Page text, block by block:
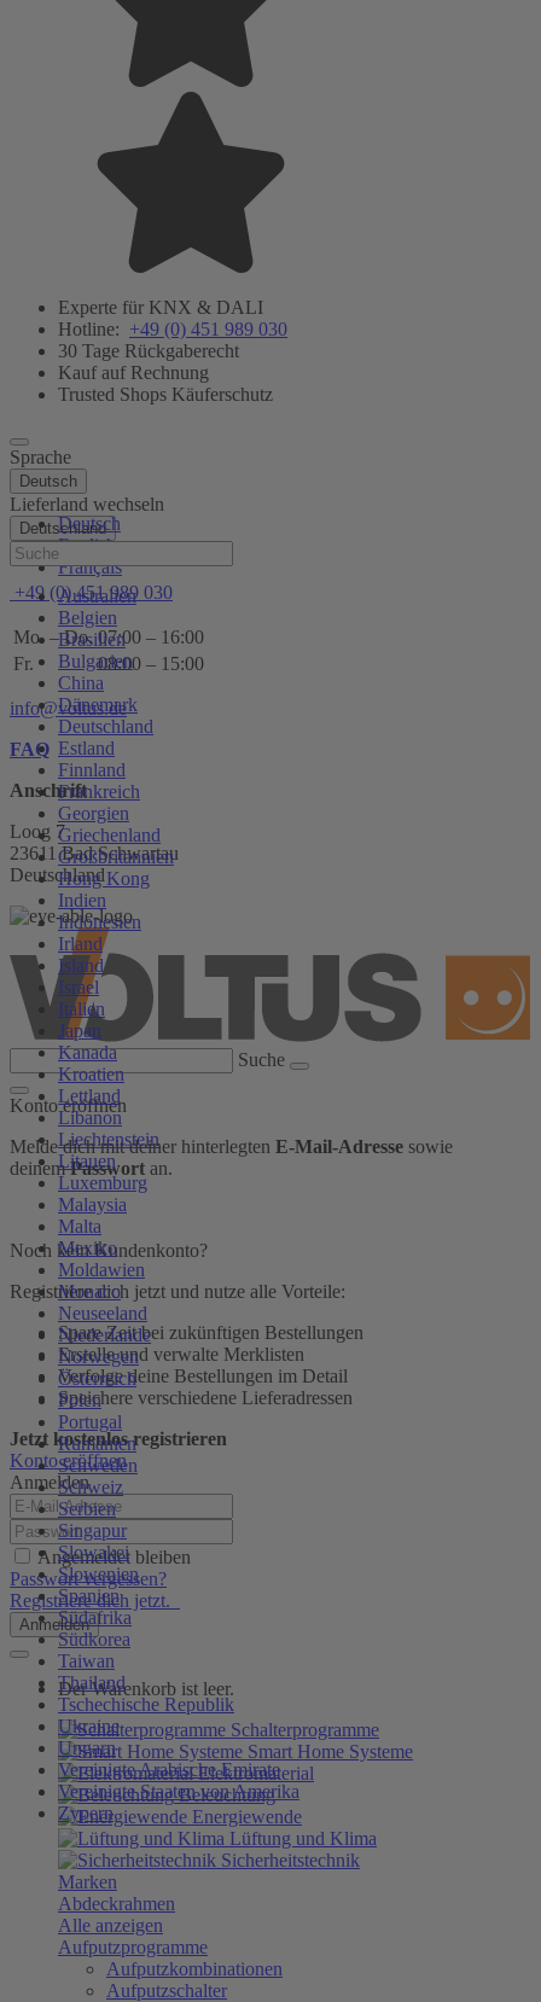
Experte für KNX & DALI
Hotline: +49 (0) 451 989 030
30 Tage Rückgaberecht
Kauf auf Rechnung
Trusted Shops Käuferschutz
Sprache
Deutsch
Deutsch
English
Français
Lieferland wechseln
Deutschland
Australien
Belgien
Brasilien
Bulgarien
China
Dänemark
Deutschland
Estland
Finnland
Frankreich
Georgien
Griechenland
Großbritannien
Hong Kong
Indien
Indonesien
Irland
Island
Israel
Italien
Japan
Kanada
Kroatien
Lettland
Libanon
Liechtenstein
Litauen
Luxemburg
Malaysia
Malta
Mexiko
Moldawien
Monaco
Neuseeland
Niederlande
Norwegen
Österreich
Polen
Portugal
Rumänien
Schweden
Schweiz
Serbien
Singapur
Slowakei
Slowenien
Spanien
Südafrika
Südkorea
Taiwan
Thailand
Tschechische Republik
Ukraine
Ungarn
Vereinigte Arabische Emirate
Vereinigte Staaten von Amerika
Zypern
Hilfe
+49 (0) 451 989 030
Mo. – Do. 07:00 – 16:00
Fr.
08:00 – 15:00
info@voltus.de
FAQ
Anschrift
Loog 7
23611 Bad Schwartau
Deutschland
Suche
Konto eröffnen
Melde dich mit deiner hinterlegten E-Mail-Adresse sowie
deinemPasswort an.
Noch kein Kundenkonto?
Registriere dich jetzt und nutze alle Vorteile:
Spare Zeit bei zukünftigen Bestellungen
Erstelle und verwalte Merklisten
Verfolge deine Bestellungen im Detail
Speichere verschiedene Lieferadressen
Jetzt kostenlos registrieren
Konto eröffnen
Anmelden
Angemeldet bleiben
Passwort vergessen?
Registriere dich jetzt.
Anmelden
Der Warenkorb ist leer.
Schalterprogramme
Smart Home Systeme
Elektromaterial
Beleuchtung
Energiewende
Lüftung und Klima
Sicherheitstechnik
Marken
Abdeckrahmen
Alle anzeigen
Aufputzprogramme
Aufputzkombinationen
Aufputzschalter